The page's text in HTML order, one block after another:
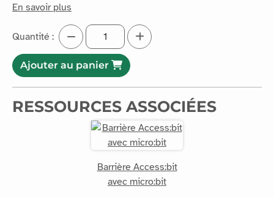
En savoir plus
Quantité :
Ajouter au panier
RESSOURCES ASSOCIÉES
Barrière Access:bit
avec micro:bit